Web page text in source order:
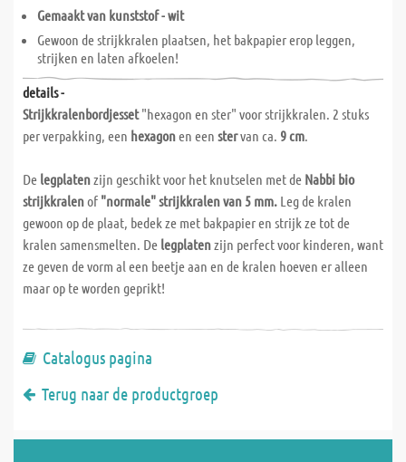
Gemaakt van kunststof - wit
Gewoon de strijkkralen plaatsen, het bakpapier erop leggen,
strijken en laten afkoelen!
details -
Strijkkralenbordjesset"hexagon en ster" voor strijkkralen. 2 stuks
per verpakking, een hexagonen een stervan ca. 9 cm.
De legplatenzijn geschikt voor het knutselen met de Nabbi bio
strijkkralenof "normale" strijkkralen van 5 mm. Leg de kralen
gewoon op de plaat, bedek ze met bakpapier en strijk ze tot de
kralen samensmelten. De legplatenzijn perfect voor kinderen, want
ze geven de vorm al een beetje aan en de kralen hoeven er alleen
maar op te worden geprikt!
Catalogus pagina
Terug naar de productgroep